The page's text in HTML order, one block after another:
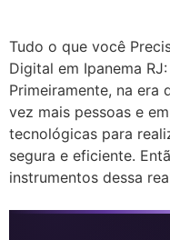
Tudo o que você
Digital em Ipanema
Primeiramente, na era
vez mais pessoas e
tecnológicas para
segura e eficiente.
instrumentos dessa